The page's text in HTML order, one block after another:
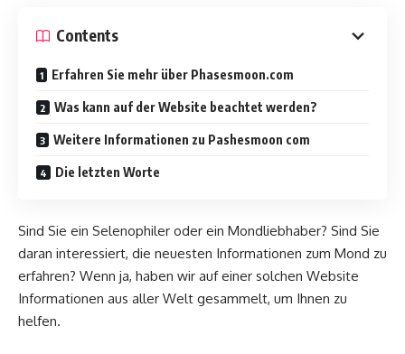
Contents
Erfahren Sie mehr über Phasesmoon.com
Was kann auf der Website beachtet werden?
Weitere Informationen zu Pashesmoon com
Die letzten Worte
Sind Sie ein Selenophiler oder ein Mondliebhaber? Sind Sie
daran interessiert, die neuesten Informationen zum Mond zu
erfahren? Wenn ja, haben wir auf einer solchen Website
Informationen aus aller Welt gesammelt, um Ihnen zu
helfen.